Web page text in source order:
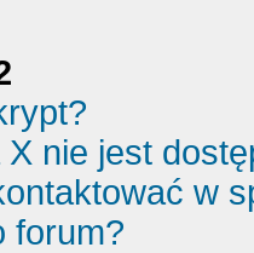
nie jest
w
forum?